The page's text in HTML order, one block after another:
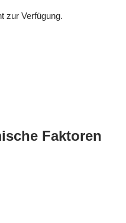
zur Verfügung.
Faktoren